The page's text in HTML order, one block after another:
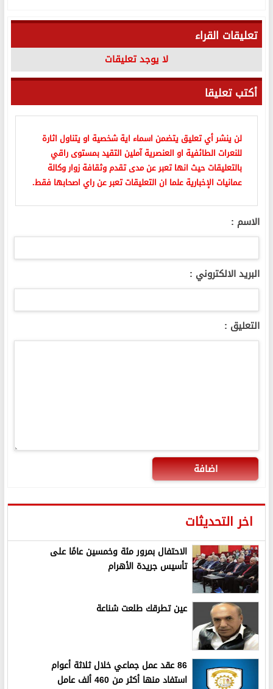
تعليقات القراء
لا يوجد تعليقات
أكتب تعليقا
لن ينشر أي تعليق يتضمن اسماء اية شخصية او يتناول اثارة
للنعرات الطائفية او العنصرية آملين التقيد بمستوى راقي
بالتعليقات حيث انها تعبر عن مدى تقدم وثقافة زوار وكالة
عمانيات الإخبارية علما ان التعليقات تعبر عن راي اصحابها فقط.
الاسم :
البريد الالكتروني :
التعليق :
اضافة
اخر التحديثات
الاحتفال بمرور مئة وخمسين عامًا على
تأسيس جريدة الأهرام
عين تطرقك طلعت شناعة
86 عقد عمل جماعي خلال ثلاثة أعوام
استفاد منها أكثر من 460 ألف عامل